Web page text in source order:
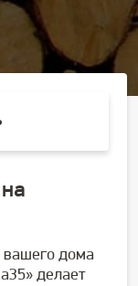
вашего дома
делает